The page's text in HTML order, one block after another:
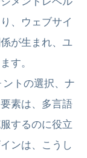
、ウェブサイ
が生まれ、ユ
す。
ントの選択、ナ
素は、多言語
するのに役立
ンは、こうし